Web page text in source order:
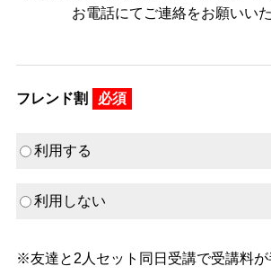
お電話にてご連絡をお願いいた
フレンド割 必須
利用する
利用しない
※友達と2人セット同日受講で受講料が